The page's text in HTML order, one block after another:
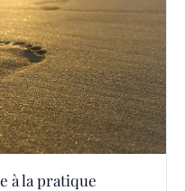
à la pratique